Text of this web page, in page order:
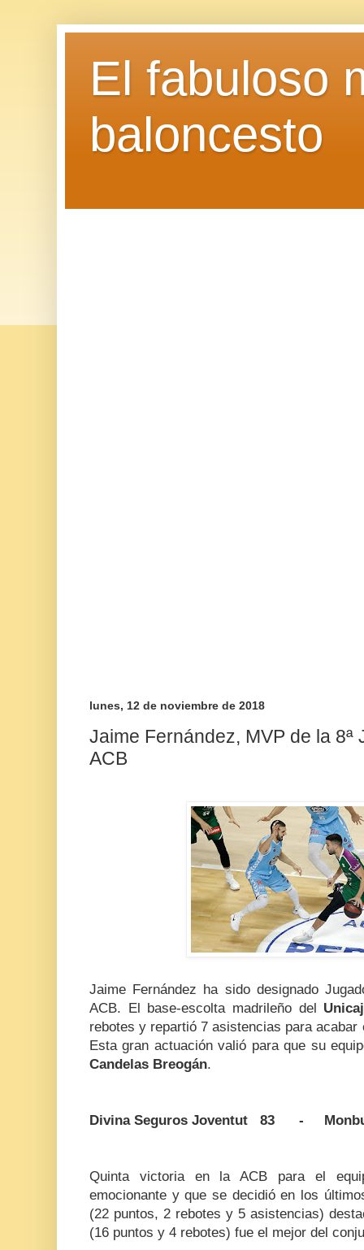
El fabuloso
baloncesto
lunes, 12 de noviembre de 2018
Jaime Fernández, MVP de la 8ª
ACB
Jaime Fernández ha sido designado
ACB. El base-escolta madrileño del
rebotes y repartió 7 asistencias para
Esta gran actuación valió para que su
Candelas Breogán.
Divina Seguros Joventut 83 -
Quinta victoria en la ACB para el
emocionante y que se decidió en los
(22 puntos, 2 rebotes y 5 asistencias)
(16 puntos y 4 rebotes) fue el mejor del